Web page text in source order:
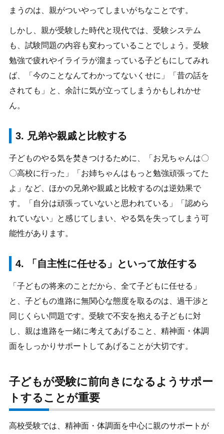
まうのは、親がついやってしまいがちなことです。
しかし、親が受験した時代と現代では、受験システム
も、試験問題の内容も変わっていることでしょう。受験
勉強で疲れやイライラが溜まっている子どもにしてみれ
ば、「今のことなんてわかってないくせに」「昔の話を
されても」と、余計に気が立ってしまうかもしれかせ
ん。
3. 兄弟や親戚と比較する
子どものやる気を焚きつけるために、「お兄ちゃんは〇
〇高校に行った」「お姉ちゃんはもっと勉強頑張ってた
よ」など、ほかの兄弟や親戚と比較するのは逆効果で
す。「自分は頑張っていないと思われている」「認めら
れていない」と感じてしまい、やる気を失ってしまう可
能性があります。
4. 「自主性に任せる」といって放任する
「子どもの将来のことだから、全て子どもに任せる」
と、子どもの進路に無関心な態度を取るのは、過干渉と
同じくらい問題です。受験で不安を抱える子どもに対
し、親は進路を一緒に考えてあげること、精神面・体調
面をしっかりサポートしてあげることが大切です。
子どもが受験に前向きになるようサポー
トすることが重要
高校受験では、精神面・体調面を中心に親のサポートが